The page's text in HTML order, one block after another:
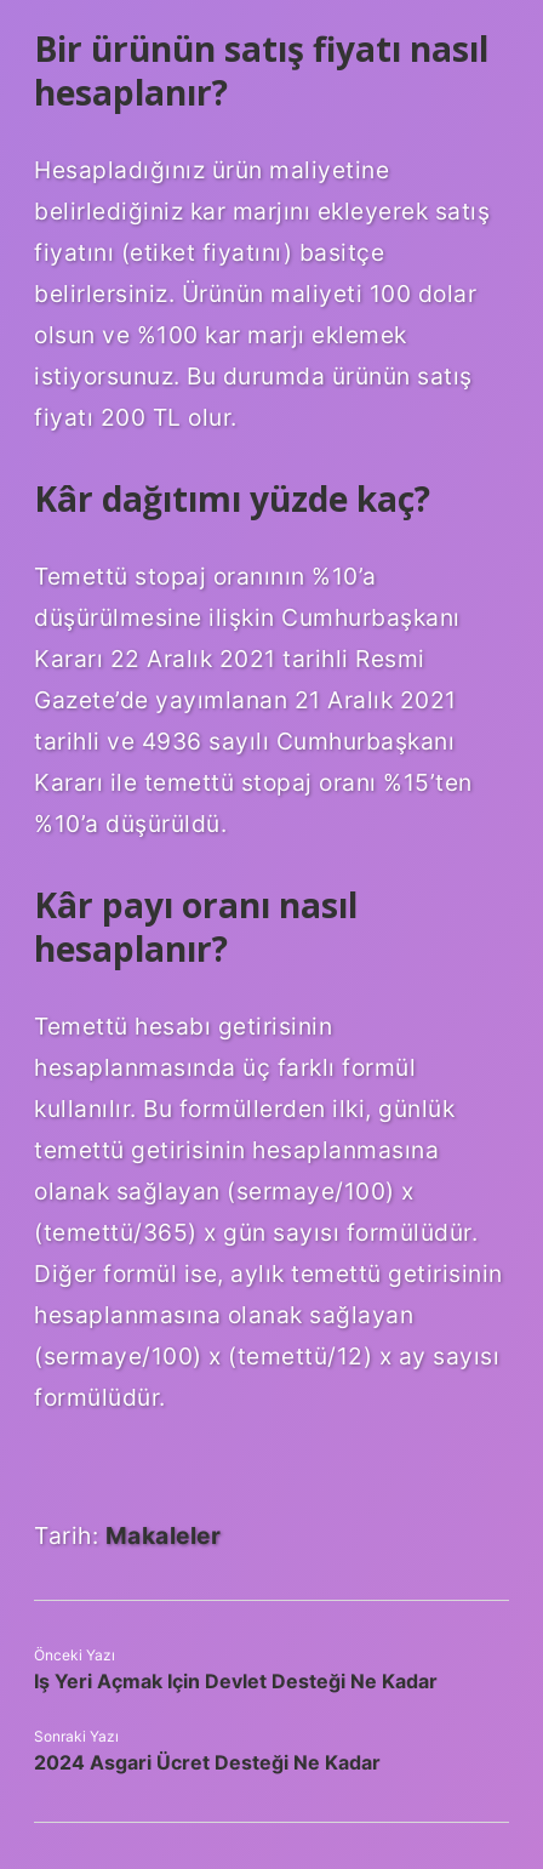
Bir ürünün satış fiyatı nasıl
hesaplanır?
Hesapladığınız ürün maliyetine
belirlediğiniz kar marjını ekleyerek satış
fiyatını (etiket fiyatını) basitçe
belirlersiniz. Ürünün maliyeti 100 dolar
olsun ve %100 kar marjı eklemek
istiyorsunuz. Bu durumda ürünün satış
fiyatı 200 TL olur.
Kâr dağıtımı yüzde kaç?
Temettü stopaj oranının %10’a
düşürülmesine ilişkin Cumhurbaşkanı
Kararı 22 Aralık 2021 tarihli Resmi
Gazete’de yayımlanan 21 Aralık 2021
tarihli ve 4936 sayılı Cumhurbaşkanı
Kararı ile temettü stopaj oranı %15’ten
%10’a düşürüldü.
Kâr payı oranı nasıl
hesaplanır?
Temettü hesabı getirisinin
hesaplanmasında üç farklı formül
kullanılır. Bu formüllerden ilki, günlük
temettü getirisinin hesaplanmasına
olanak sağlayan (sermaye/100) x
(temettü/365) x gün sayısı formülüdür.
Diğer formül ise, aylık temettü getirisinin
hesaplanmasına olanak sağlayan
(sermaye/100) x (temettü/12) x ay sayısı
formülüdür.
Tarih: Makaleler
Önceki Yazı
Iş Yeri Açmak Için Devlet Desteği Ne Kadar
Sonraki Yazı
2024 Asgari Ücret Desteği Ne Kadar